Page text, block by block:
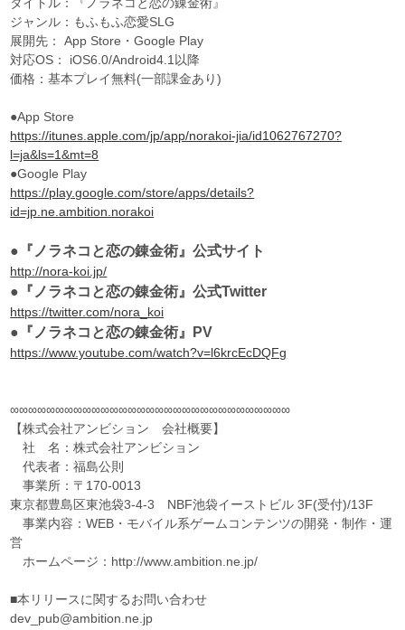
タイトル：『ノラネコと恋の錬金術』
ジャンル：もふもふ恋愛SLG
展開先： App Store・Google Play
対応OS： iOS6.0/Android4.1以降
価格：基本プレイ無料(一部課金あり)
●App Store
https://itunes.apple.com/jp/app/norakoi-jia/id1062767270?
l=ja&ls=1&mt=8
●Google Play
https://play.google.com/store/apps/details?
id=jp.ne.ambition.norakoi
●『ノラネコと恋の錬金術』公式サイト
http://nora-koi.jp/
●『ノラネコと恋の錬金術』公式Twitter
https://twitter.com/nora_koi
●『ノラネコと恋の錬金術』PV
https://www.youtube.com/watch?v=l6krcEcDQFg
∞∞∞∞∞∞∞∞∞∞∞∞∞∞∞∞∞∞∞∞∞∞∞∞∞∞∞∞∞∞∞
【株式会社アンビション 会社概要】
社 名：株式会社アンビション
代表者：福島公則
事業所：〒170-0013
東京都豊島区東池袋3-4-3 NBF池袋イーストビル 3F(受付)/13F
事業内容：WEB・モバイル系ゲームコンテンツの開発・制作・運
営
ホームページ：http://www.ambition.ne.jp/
■本リリースに関するお問い合わせ
dev_pub@ambition.ne.jp